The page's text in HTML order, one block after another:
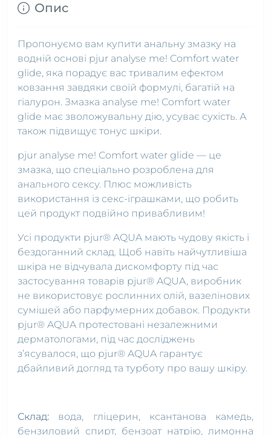
Опис
Пропонуємо вам купити анальну змазку на
водній основі pjur analyse me! Comfort water
glide, яка порадує вас тривалим ефектом
ковзання завдяки своїй формулі, багатій на
гіалурон. Змазка analyse me! Comfort water
glide має зволожувальну дію, усуває сухість. А
також підвищує тонус шкіри.
pjur analyse me! Comfort water glide — це
змазка, що спеціально розроблена для
анального сексу. Плюс можливість
використання із секс-іграшками, що робить
цей продукт подвійно привабливим!
Усі продукти pjur® AQUA мають чудову якість і
бездоганний склад. Щоб навіть найчутливіша
шкіра не відчувала дискомфорту під час
застосування товарів pjur® AQUA, виробник
не використовує рослинних олій, вазелінових
сумішей або парфумерних добавок. Продукти
pjur® AQUA протестовані незалежними
дерматологами, під час досліджень
з’ясувалося, що pjur® AQUA гарантує
дбайливий догляд та турботу про вашу шкіру.
Склад: вода, гліцерин, ксантанова камедь,
бензиловий спирт, бензоат натрію, лимонна